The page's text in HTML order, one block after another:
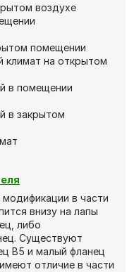
воздухе
помещении
на открытом
в помещении
в закрытом
в части
внизу на лапы
либо
Существуют
В5 и малый фланец
отличие в части